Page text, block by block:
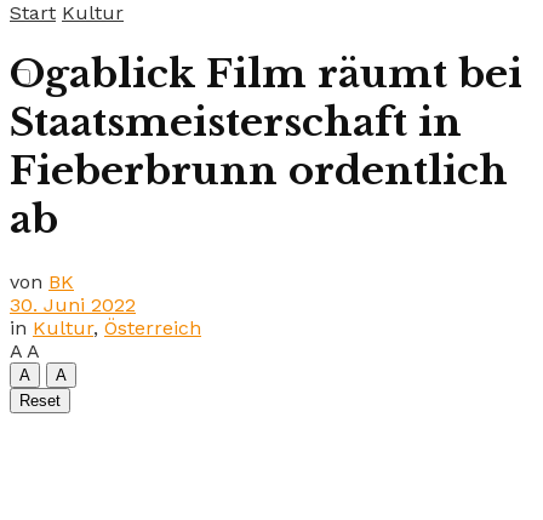
Start Kultur
Ogablick Film räumt bei
Staatsmeisterschaft in
Fieberbrunn ordentlich
ab
von BK
30. Juni 2022
in Kultur, Österreich
A A
A
A
Reset